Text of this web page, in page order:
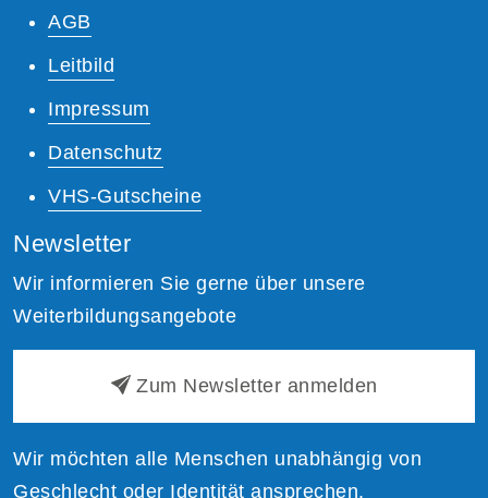
AGB
Leitbild
Impressum
Datenschutz
VHS-Gutscheine
Newsletter
Wir informieren Sie gerne über unsere
Weiterbildungsangebote
Zum Newsletter anmelden
Wir möchten alle Menschen unabhängig von
Geschlecht oder Identität ansprechen.